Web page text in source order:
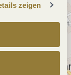
zeigen